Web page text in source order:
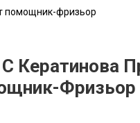
помощник-фризьор
Кератинова
Фризьор